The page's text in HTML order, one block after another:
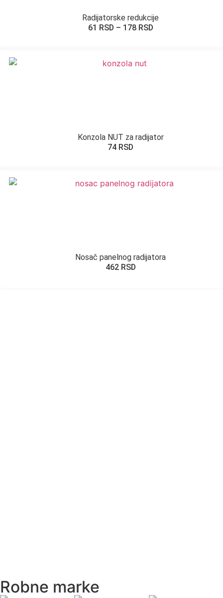
Radijatorske redukcije
61 RSD – 178 RSD
Konzola NUT za radijator
74 RSD
Nosač panelnog radijatora
462 RSD
Robne marke